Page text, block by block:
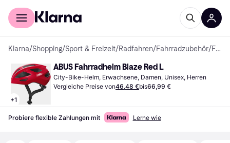
Für Shopper
Klarna/Shopping/Sport & Freizeit/Radfahren/Fahrradzubehör/ Fahrradhelme
+1
ABUS Fahrradhelm Blaze Red L
City-Bike-Helm, Erwachsene, Damen, Unisex, Herren
Vergleiche Preise von46,48 €bis66,99 €
Probiere flexible Zahlungen mit Lerne wie